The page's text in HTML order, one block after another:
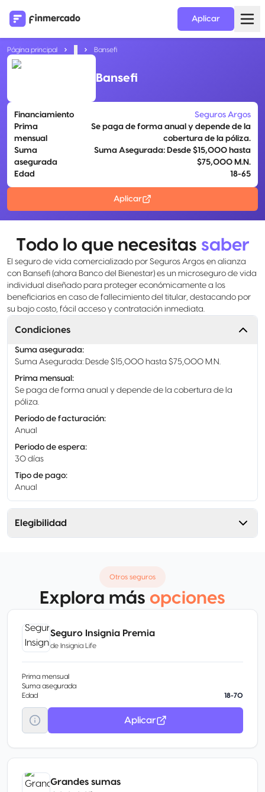
Aplicar
Página principal Bansefi
Bansefi
Financiamiento
Seguros Argos
Prima
mensual
Se paga de forma anual y depende de la
cobertura de la póliza.
Suma
asegurada
Suma Asegurada: Desde $15,000 hasta
$75,000 M.N.
Edad
18-65
Aplicar
Todo lo que necesitas saber
El seguro de vida comercializado por Seguros Argos en alianza
con Bansefi (ahora Banco del Bienestar) es un microseguro de vida
individual diseñado para proteger económicamente a los
beneficiarios en caso de fallecimiento del titular, destacando por
su bajo costo, fácil acceso y contratación inmediata.
Condiciones
Suma asegurada:
Suma Asegurada: Desde $15,000 hasta $75,000 M.N.
Prima mensual :
Se paga de forma anual y depende de la cobertura de la
póliza.
Periodo de facturación:
Anual
Periodo de espera:
30 días
Tipo de pago:
Anual
Elegibilidad
Otros seguros
Explora más opciones
Seguro Insignia Premia
de Insignia Life
Prima mensual
Suma asegurada
Edad
18-70
Aplicar
Grandes sumas